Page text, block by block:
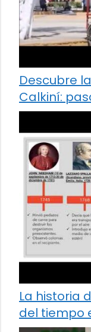
Descubre
Calkiní:
La historia
del tiempo